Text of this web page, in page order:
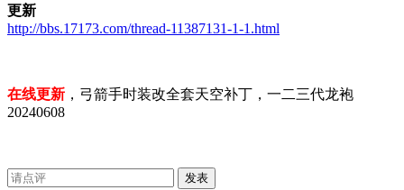
更新
http://bbs.17173.com/thread-11387131-1-1.html
在线更新 ，弓箭手时装改全套天空补丁，一二三代龙袍
20240608
发表